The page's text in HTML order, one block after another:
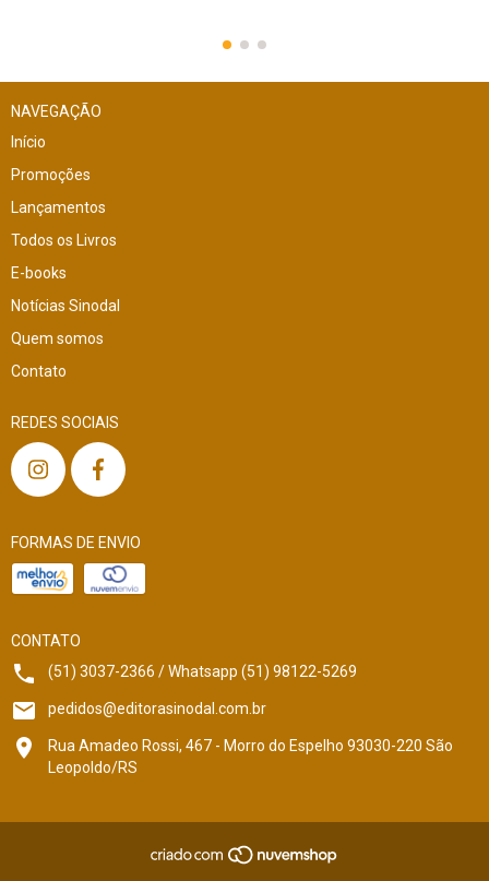
NAVEGAÇÃO
Início
Promoções
Lançamentos
Todos os Livros
E-books
Notícias Sinodal
Quem somos
Contato
REDES SOCIAIS
FORMAS DE ENVIO
CONTATO
(51) 3037-2366 / Whatsapp (51) 98122-5269
pedidos@editorasinodal.com.br
Rua Amadeo Rossi, 467 - Morro do Espelho 93030-220 São
Leopoldo/RS